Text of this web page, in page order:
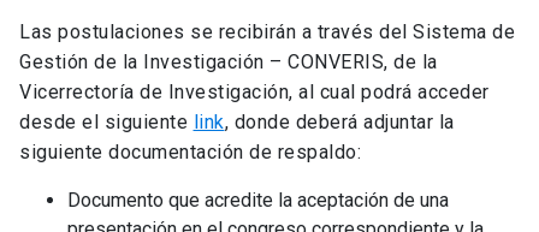
Las postulaciones se recibirán a través del Sistema de
Gestión de la Investigación – CONVERIS, de la
Vicerrectoría de Investigación, al cual podrá acceder
desde el siguiente link, donde deberá adjuntar la
siguiente documentación de respaldo:
Documento que acredite la aceptación de una